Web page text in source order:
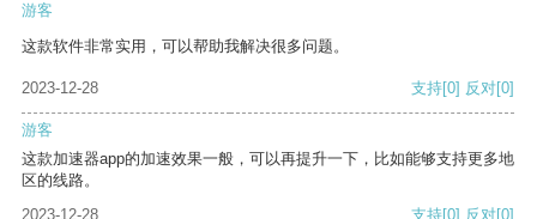
游客
这款软件非常实用，可以帮助我解决很多问题。
2023-12-28 支持[0] 反对[0]
游客
这款加速器app的加速效果一般，可以再提升一下，比如能够支持更多地
区的线路。
2023-12-28
支持[0] 反对[0]